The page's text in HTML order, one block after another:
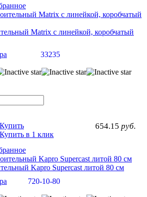
Matrix с линейкой, коробчатый
33235
654.15 руб.
Купить
Купить в 1 клик
Kapro Supercast литой 80 см
720-10-80